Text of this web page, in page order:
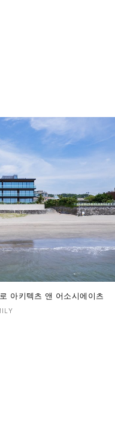
아키텍츠 앤 어소시에이츠